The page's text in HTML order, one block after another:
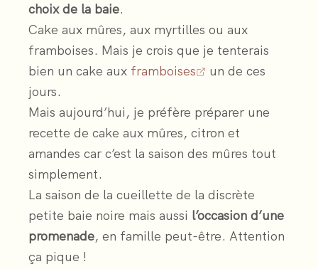
choix de la baie.
Cake aux mûres, aux myrtilles ou aux
framboises. Mais je crois que je tenterais
bien un cake aux framboises
un de ces
jours.
Mais aujourd’hui, je préfère préparer une
recette de cake aux mûres, citron et
amandes car c’est la saison des mûres tout
simplement.
La saison de la cueillette de la discrète
petite baie noire mais aussi l’occasion d’une
promenade, en famille peut-être. Attention
ça pique !